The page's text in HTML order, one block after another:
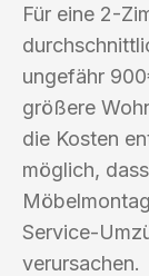
Für eine 2-
ungefähr
größere
die Kosten
möglich,
Service-
verursachen.